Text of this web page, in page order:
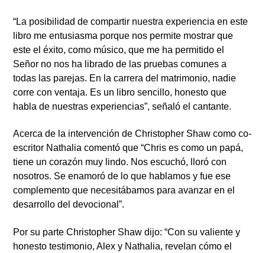
“La posibilidad de compartir nuestra experiencia en este
libro me entusiasma porque nos permite mostrar que
este el éxito, como músico, que me ha permitido el
Señor no nos ha librado de las pruebas comunes a
todas las parejas. En la carrera del matrimonio, nadie
corre con ventaja. Es un libro sencillo, honesto que
habla de nuestras experiencias”, señaló el cantante.
Acerca de la intervención de Christopher Shaw como co-
escritor Nathalia comentó que “Chris es como un papá,
tiene un corazón muy lindo. Nos escuchó, lloró con
nosotros. Se enamoró de lo que hablamos y fue ese
complemento que necesitábamos para avanzar en el
desarrollo del devocional”.
Por su parte Christopher Shaw dijo: “Con su valiente y
honesto testimonio, Alex y Nathalia, revelan cómo el